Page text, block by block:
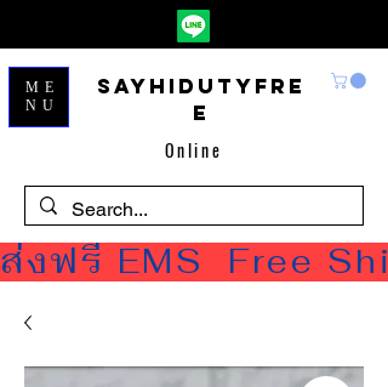
Sayhidutyfre
e
Online
ME
NU
ส่งฟรี EMS  Free